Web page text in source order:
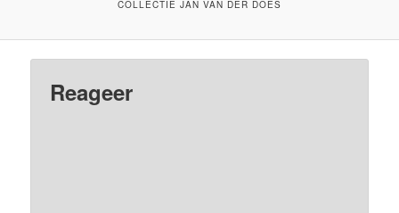
COLLECTIE JAN VAN DER DOES
Reageer